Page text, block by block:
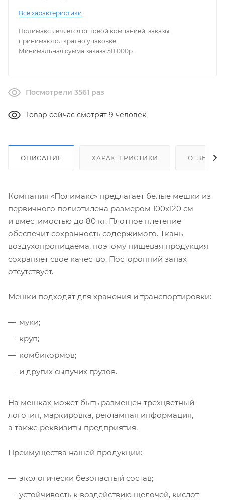
Все характеристики
Полимакс является оптовой компанией, заказы
принимаются кратно упаковке.
Минимальная сумма заказа 50 000р.
Посмотрели 3561 раз
Товар сейчас смотрят 9 человек
ОПИСАНИЕ ХАРАКТЕРИСТИКИ ОТЗЫВЫ
Компания «Полимакс» предлагает белые мешки из
первичного полиэтилена размером 100x120 см
и вместимостью до 80 кг. Плотное плетение
обеспечит сохранность содержимого. Ткань
воздухопроницаема, поэтому пищевая продукция
сохраняет свое качество. Посторонний запах
отсутствует.
Мешки подходят для хранения и транспортировки:
муки;
круп;
комбикормов;
и других сыпучих грузов.
На мешках может быть размещен трехцветный
логотип, маркировка, рекламная информация,
а также реквизиты предприятия.
Преимущества нашей продукции:
экологически безопасный состав;
устойчивость к воздействию щелочей, кислот